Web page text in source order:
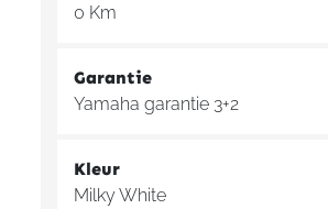
0 Km
Garantie
Yamaha garantie 3+2
Kleur
Milky White